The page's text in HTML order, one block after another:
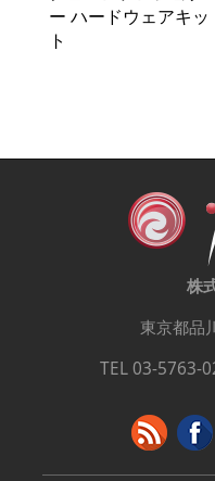
ー ハードウェアキッ
ト
株
東京都品
TEL 03-5763-